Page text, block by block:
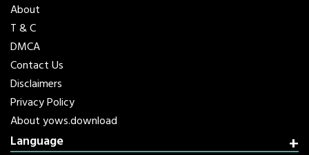
About
T & C
DMCA
Contact Us
Disclaimers
Privacy Policy
About yows.download
Language